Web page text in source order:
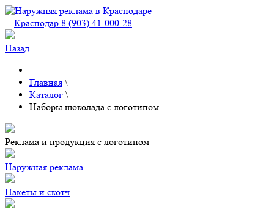
Краснодар 8 (903) 41-000-28
Назад
Главная \
Каталог \
Наборы шоколада с логотипом
Реклама и продукция с логотипом
Наружная реклама
Пакеты и скотч